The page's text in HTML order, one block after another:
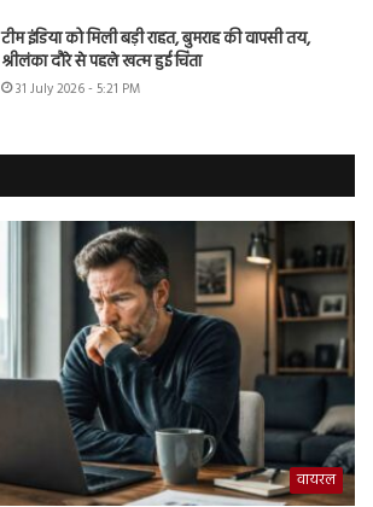
टीम इंडिया को मिली बड़ी राहत, बुमराह की वापसी तय,
श्रीलंका दौरे से पहले खत्म हुई चिंता
31 July 2026 - 5:21 PM
वायरल